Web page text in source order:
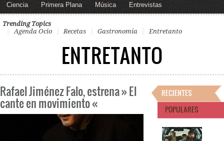
Ciencia Primera Plana Música Entrevistas
Trending Topics
Agenda Ocio
Recetas Gastronomía Entretanto
ENTRETANTO
Rafael Jiménez Falo, estrena » El
cante en movimiento «
RECIENTES
POPULARES